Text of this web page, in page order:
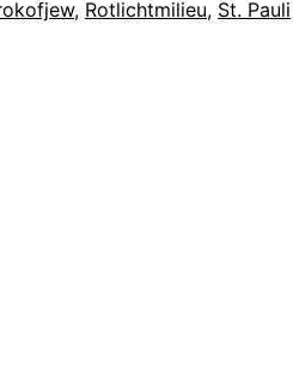
, Rotlichtmilieu, St. Pauli